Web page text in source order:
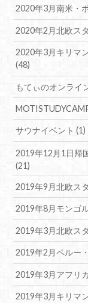
2020年3月南米・
2020年2月北欧ス
2020年3月キリマ
(48)
もてぃのオンライ
サウナイベント(1)
2019年12月1日帰
(21)
2019年9月北欧ス
2019年8月モンゴ
2019年3月北欧ス
2019年2月ペルー
2019年3月アフリ
2019年3月キリマ